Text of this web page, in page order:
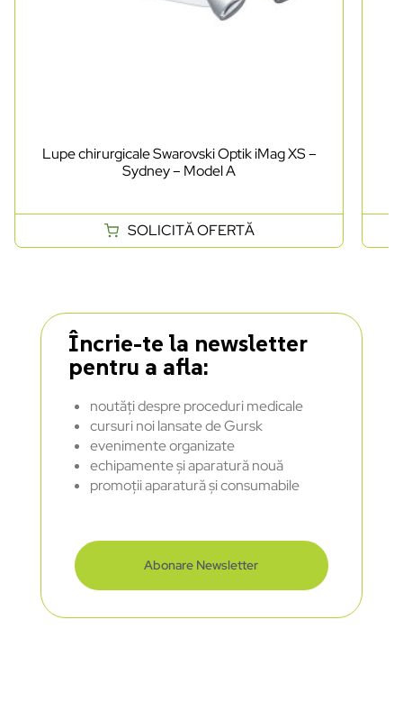
Lupe chirurgicale Swarovski Optik iMag XS –
Sydney – Model A
SOLICITĂ OFERTĂ
Încrie-te la newsletter
pentru a afla:
noutăți despre proceduri medicale
cursuri noi lansate de Gursk
evenimente organizate
echipamente și aparatură nouă
promoții aparatură și consumabile
Abonare Newsletter